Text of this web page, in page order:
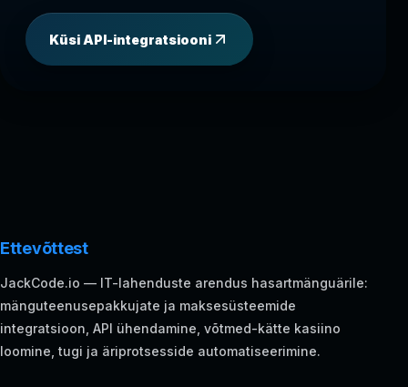
Küsi API-integratsiooni
Ettevõttest
JackCode.io — IT-lahenduste arendus hasartmänguärile:
mänguteenusepakkujate ja maksesüsteemide
integratsioon, API ühendamine, võtmed-kätte kasiino
loomine, tugi ja äriprotsesside automatiseerimine.